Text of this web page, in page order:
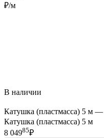
₽/м
В наличии
Катушка (пластмасса) 5 м —
Катушка (пластмасса) 5 м
8 04985₽